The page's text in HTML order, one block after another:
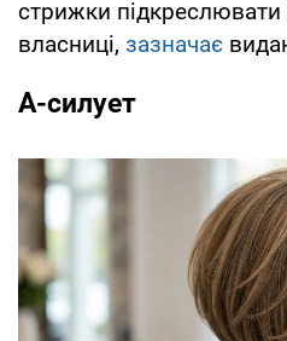
стрижки підкреслювати
власниці, зазначає
А-силует